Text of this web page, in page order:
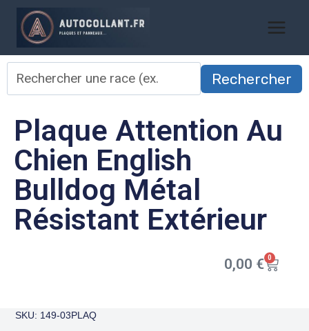
Rechercher
Plaque Attention Au
Chien English
Bulldog Métal
Résistant Extérieur
0,00 € 0
SKU: 149-03PLAQ